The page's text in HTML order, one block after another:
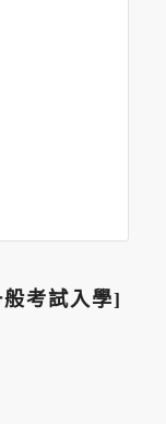
考試入學]